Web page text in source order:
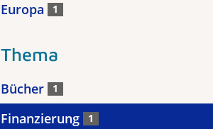
Europa 1
Thema
Bücher 1
Finanzierung 1